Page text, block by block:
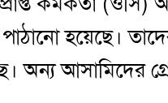
হয়েছে। তাদের
অন্য আসামিদের